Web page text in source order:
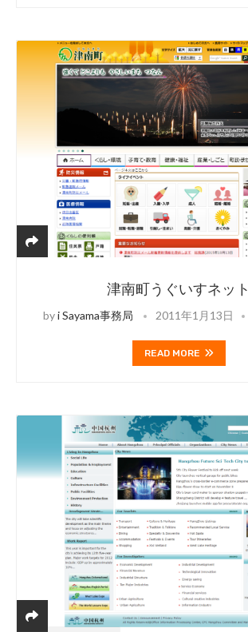
津南町うぐいすネット
byi Sayama事務局 2011年1月13日
READ MORE